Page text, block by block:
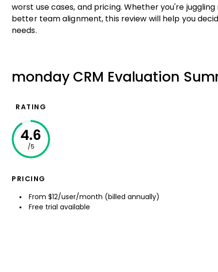
worst use cases, and pricing. Whether you're
better team alignment, this review will help you
needs.
monday CRM Evaluation
RATING
4.6
/5
PRICING
From $12/user/month (billed annually)
Free trial available